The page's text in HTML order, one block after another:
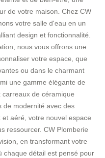
de votre maison. Chez CW
votre salle d'eau en un
design et fonctionnalité.
nous vous offrons une
votre espace, que
ou dans le charmant
une gamme élégante de
de céramique
de modernité avec des
aéré, votre nouvel espace
ressourcer. CW Plomberie
en transformant votre
chaque détail est pensé pour